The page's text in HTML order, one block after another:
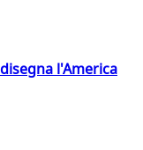
l'America